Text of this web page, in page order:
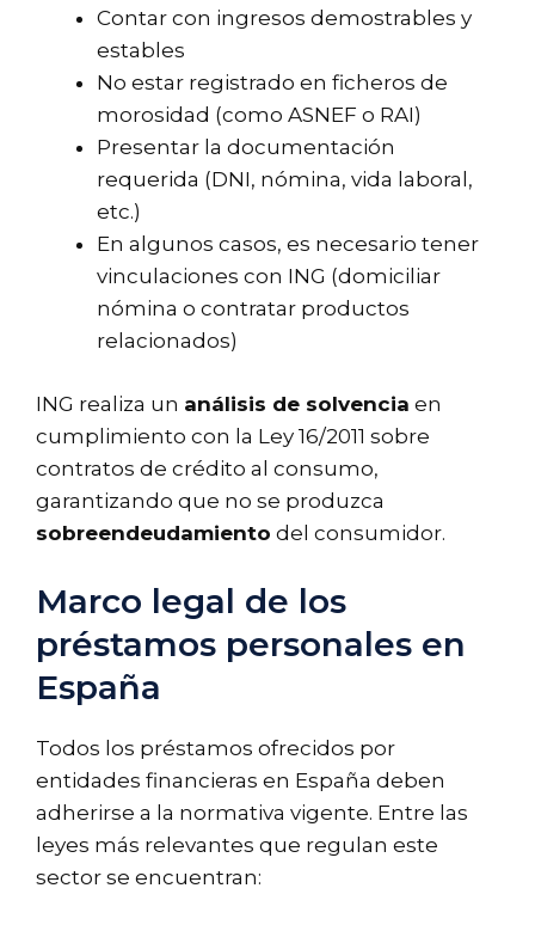
Contar con ingresos demostrables y
estables
No estar registrado en ficheros de
morosidad (como ASNEF o RAI)
Presentar la documentación
requerida (DNI, nómina, vida laboral,
etc.)
En algunos casos, es necesario tener
vinculaciones con ING (domiciliar
nómina o contratar productos
relacionados)
ING realiza un análisis de solvencia en
cumplimiento con la Ley 16/2011 sobre
contratos de crédito al consumo,
garantizando que no se produzca
sobreendeudamiento del consumidor.
Marco legal de los
préstamos personales en
España
Todos los préstamos ofrecidos por
entidades financieras en España deben
adherirse a la normativa vigente. Entre las
leyes más relevantes que regulan este
sector se encuentran: